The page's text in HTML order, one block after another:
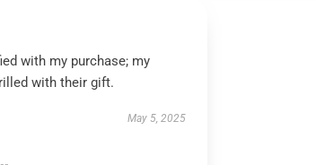
with my purchase; my
with their gift.
May 5, 2025